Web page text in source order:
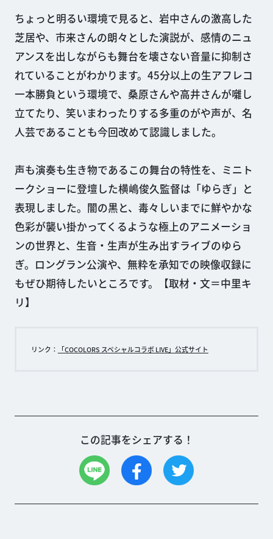
ちょっと明るい環境で見ると、岩中さんの激高した
芝居や、市来さんの朗々とした演説が、感情のニュ
アンスを出しながらも舞台を壊さない音量に抑制さ
れていることがわかります。45分以上の生アフレコ
一本勝負という環境で、桑原さんや高井さんが囃し
立てたり、笑いまわったりする多重のがや声が、名
人芸であることも今回改めて認識しました。
声も演奏も生き物であるこの舞台の特性を、ミニト
ークショーに登壇した横嶋俊久監督は「ゆらぎ」と
表現しました。闇の黒と、毒々しいまでに鮮やかな
色彩が襲い掛かってくるような極上のアニメーショ
ンの世界と、生音・生声が生み出すライブのゆら
ぎ。ロングラン公演や、無粋を承知での映像収録に
もぜひ期待したいところです。【取材・文＝中里キ
リ】
リンク： 「COCOLORS スペシャルコラボ LIVE」公式サイト
この記事をシェアする！